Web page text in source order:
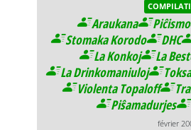
Araukana Piĉismo
Stomaka Korodo
DHC
La Konkoj
La
La Drinkomaniuloj
Violenta Topaloff
Piŝamadurjes
février